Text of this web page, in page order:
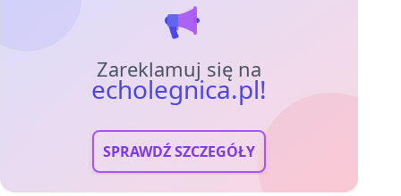
Zareklamuj się na
echolegnica.pl!
SPRAWDŹ SZCZEGÓŁY